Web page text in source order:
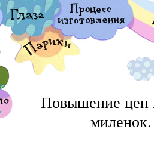
Повышение цен
миленок.